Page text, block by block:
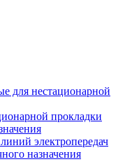
для нестационарной
прокладки
электропередач
назначения